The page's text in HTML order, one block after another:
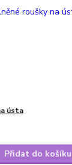
ústa
Přidat do košíku